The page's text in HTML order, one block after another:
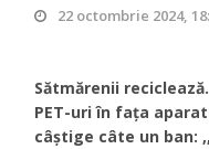
22 octombrie 2024,
Sătmărenii
PET-uri în fața
câștige câte un ban: